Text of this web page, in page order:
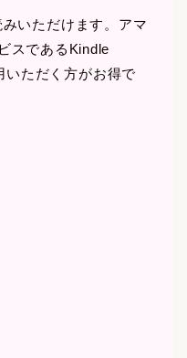
いただけます。アマ
スであるKindle
いただく方がお得で